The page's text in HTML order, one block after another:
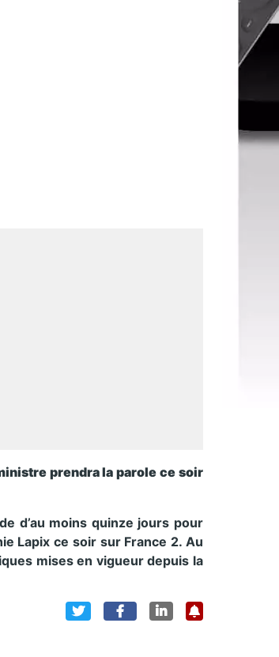
prendra la parole ce soir
d’au moins quinze jours pour
Lapix ce soir sur France 2. Au
mises en vigueur depuis la